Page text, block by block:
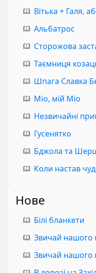
Альбатрос
Сторожова
Таємниця
Шпага Славка
Міо, мій Міо
Незвичайні
Гусенятко
Бджола та
Коли настав
Нове
Білі бланкети
Звичай нашого
Звичай нашого